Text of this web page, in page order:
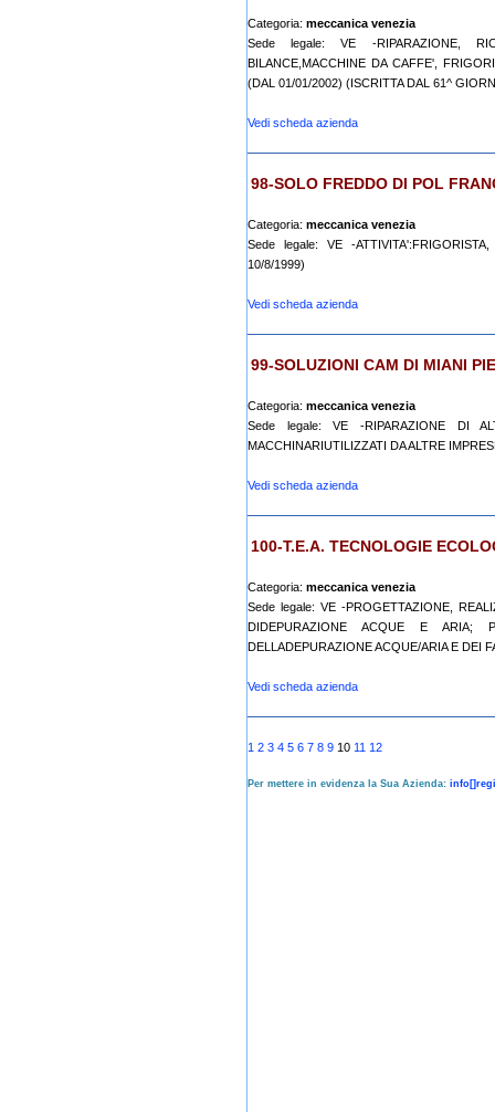
Categoria: meccanica venezia
Sede legale: VE -RIPARAZIONE,
BILANCE,MACCHINE DA CAFFE',
(DAL 01/01/2002) (ISCRITTA DAL 61^
Vedi scheda azienda
98-SOLO FREDDO DI POL
Categoria: meccanica venezia
Sede legale: VE -
10/8/1999)
Vedi scheda azienda
99-SOLUZIONI CAM DI MIANI
Categoria: meccanica venezia
Sede legale: VE -RIPARAZIONE DI
MACCHINARIUTILIZZATI DA ALTRE
Vedi scheda azienda
100-T.E.A. TECNOLOGIE
Categoria: meccanica venezia
Sede legale: VE -PROGETTAZIONE,
DIDEPURAZIONE ACQUE E ARIA;
DELLADEPURAZIONE ACQUE/ARIA E DEI
Vedi scheda azienda
1 2 3 4 5 6 7 8 9 10 11 12
Per mettere in evidenza la Sua Azienda: